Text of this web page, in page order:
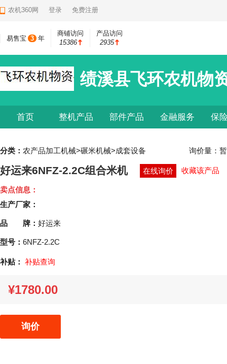
农机360网 登录 免费注册
易售宝 3 年
商铺访问
15386
产品访问
2935
绩溪县飞环农机物
首页 整机产品 部件产品 金融服务 保
询价量：
分类： 农产品加工机械>碾米机械>成套设备
好运来6NFZ-2.2C组合米机 在线询价 收藏该产品
卖点信息：
生产厂家：
品 牌： 好运来
型号： 6NFZ-2.2C
补贴： 补贴查询
¥1780.00
询价